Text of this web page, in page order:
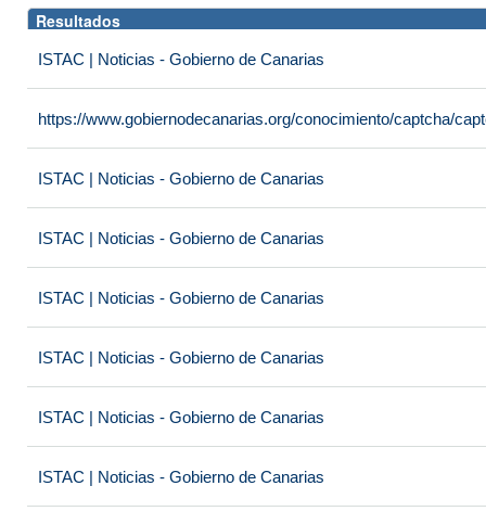
Resultados
ISTAC | Noticias - Gobierno de Canarias
https://www.gobiernodecanarias.org/conocimiento/captcha/
ISTAC | Noticias - Gobierno de Canarias
ISTAC | Noticias - Gobierno de Canarias
ISTAC | Noticias - Gobierno de Canarias
ISTAC | Noticias - Gobierno de Canarias
ISTAC | Noticias - Gobierno de Canarias
ISTAC | Noticias - Gobierno de Canarias